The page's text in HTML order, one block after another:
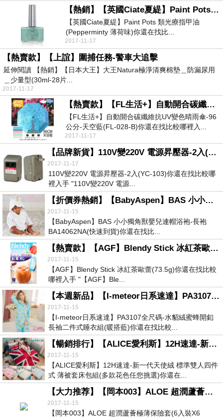
【熱銷】【英國Ciate夏緹】Paint Pots 類光療指甲油(Pepperminty 薄荷味)
【英國Ciate夏緹】Paint Pots 類光療指甲油
(Pepperminty 薄荷味)你還在找比...
2017-11-17
【熱賣款】【上誼】圍捕任務-警車大追擊
延伸閱讀 【熱銷】【日本大王】大王Natura極淨清爽棉墊＿防漏尿用
＿少量型(30ml-28片...
2017-11-17
【熱賣款】【FL生活+】自動開合碳纖維抗UV變色晴雨傘-96公分-天空藍(FL-028-B)
【FL生活+】自動開合碳纖維抗UV變色晴雨傘-96
公分-天空藍(FL-028-B)你還在找比較哪裡入...
2017-11-17
【品牌新貨】110V變220V 電源昇壓器-2入(YC-103)
2017-11-17
110V變220V 電源昇壓器-2入(YC-103)你還在找比較哪
裡入手 "110V變220V 電源...
【折價券熱銷】【BabyAspen】BAS 小小獨角獸嬰兒連帽浴袍-長袍 BA14062NA(快速到貨)
2017-11-15
【BabyAspen】BAS 小小獨角獸嬰兒連帽浴袍-長袍
BA14062NA(快速到貨)你還在找比...
【熱賣款】【AGF】Blendy Stick 冰紅茶歐蕾(73.5g)
2017-11-15
【AGF】Blendy Stick 冰紅茶歐蕾(73.5g)你還在找比較
哪裡入手 "【AGF】Ble...
【本週新品】【I-meteor日系速達】PA3107全尺碼-水貂絨蜜蜂開釦長袖二件式睡衣組(暖搭藍)
2017-11-15
【I-meteor日系速達】PA3107全尺碼-水貂絨蜜蜂開釦
長袖二件式睡衣組(暖搭藍)你還在找比較...
【暢銷排行】【ALICE愛利斯】12H速達-新一代天使絨 標準雙人四件式 薄被套床包組(多款花色任您挑選)
2017-11-15
【ALICE愛利斯】12H速達-新一代天使絨 標準雙人四件
式 薄被套床包組(多款花色任您挑選)你還在...
【大力推荐】【岡本003】ALOE 超潤蘆薈極薄保險套(6入裝X6盒-12hr)
2017-11-15
【岡本003】ALOE 超潤蘆薈極薄保險套(6入裝X6